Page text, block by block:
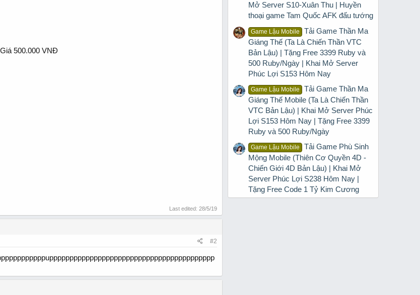
500.000 VNĐ
Last edited: 28/5/19
#2
Mở Server S10-Xuân Thu | Huyền
thoại game Tam Quốc AFK đấu tướng
Game Lậu Mobile
Tải Game Thần Ma
Giáng Thế (Ta Là Chiến Thần VTC
Bản Lậu) | Tặng Free 3399 Ruby và
500 Ruby/Ngày | Khai Mở Server
Phúc Lợi S153 Hôm Nay
Game Lậu Mobile
Tải Game Thần Ma
Giáng Thế Mobile (Ta Là Chiến Thần
VTC Bản Lậu) | Khai Mở Server Phúc
Lợi S153 Hôm Nay | Tặng Free 3399
Ruby và 500 Ruby/Ngày
Game Lậu Mobile
Tải Game Phù Sinh
Mộng Mobile (Thiên Cơ Quyền 4D -
Chiến Giới 4D Bản Lậu) | Khai Mở
Server Phúc Lợi S238 Hôm Nay |
Tặng Free Code 1 Tỷ Kim Cương